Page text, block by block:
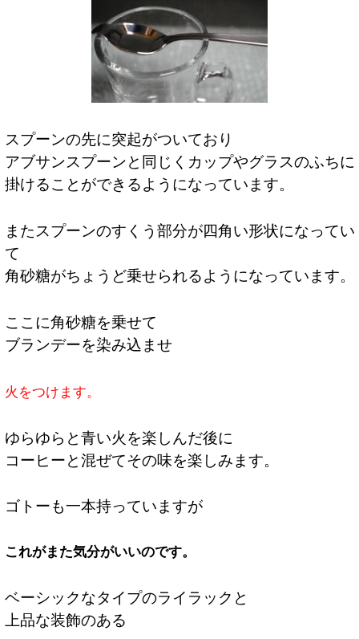
スプーンの先に突起がついており
アブサンスプーンと同じくカップやグラスのふちに
掛けることができるようになっています。
またスプーンのすくう部分が四角い形状になってい
て
角砂糖がちょうど乗せられるようになっています。
ここに角砂糖を乗せて
ブランデーを染み込ませ
火をつけます。
ゆらゆらと青い火を楽しんだ後に
コーヒーと混ぜてその味を楽しみます。
ゴトーも一本持っていますが
これがまた気分がいいのです。
ベーシックなタイプのライラックと
上品な装飾のある